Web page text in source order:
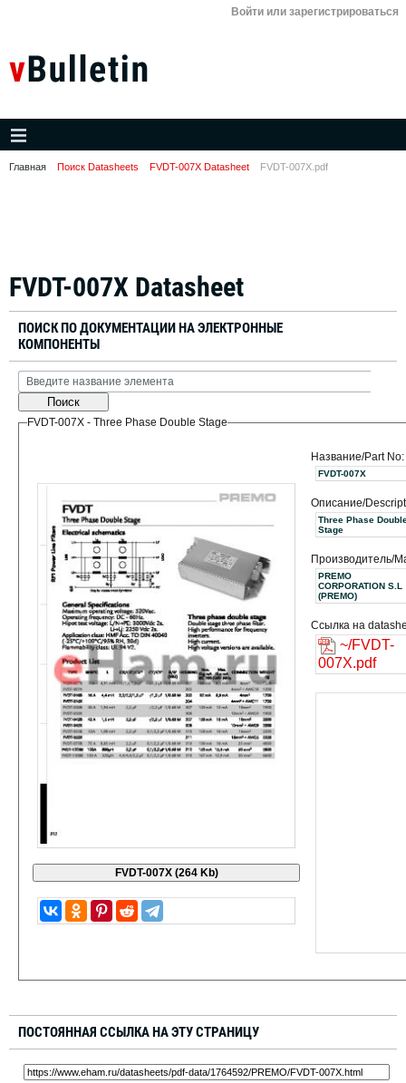
Войти или зарегистрироваться
Главная Поиск Datasheets FVDT-007X Datasheet FVDT-007X.pdf
FVDT-007X Datasheet
ПОИСК ПО ДОКУМЕНТАЦИИ НА ЭЛЕКТРОННЫЕ
КОМПОНЕНТЫ
Поиск
FVDT-007X - Three Phase Double Stage
Название/Part No:
FVDT-007X
Описание/
Three Phase
Stage
Производитель/
PREMO
CORPORATION S.L
(PREMO)
Ссылка на
~/FVDT-
007X.pdf
ПОСТОЯННАЯ ССЫЛКА НА ЭТУ СТРАНИЦУ